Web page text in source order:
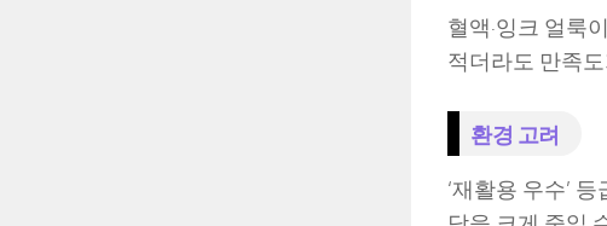
혈액·잉크 얼룩
적더라도 만족
환경 고려
‘재활용 우수’